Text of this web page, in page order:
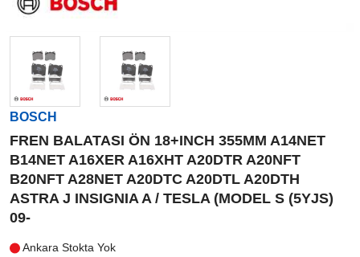
BOSCH
FREN BALATASI ÖN 18+INCH 355MM A14NET
B14NET A16XER A16XHT A20DTR A20NFT
B20NFT A28NET A20DTC A20DTL A20DTH
ASTRA J INSIGNIA A / TESLA (MODEL S (5YJS)
09-
Ankara Stokta Yok